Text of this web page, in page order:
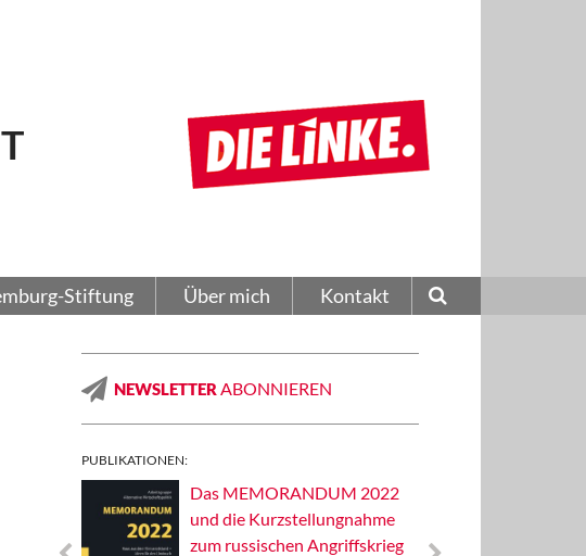
Stiftung Über mich Kontakt
NEWSLETTER ABONNIEREN
PUBLIKATIONEN:
Das MEMORANDUM 2022
und die Kurzstellungnahme
zum russischen Angriffskrieg